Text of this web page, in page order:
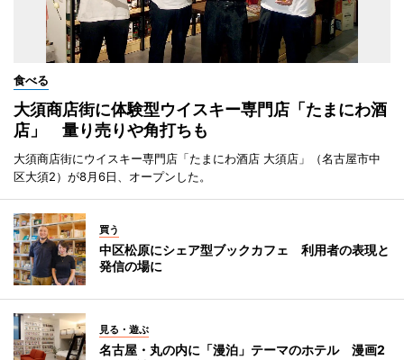
食べる
大須商店街に体験型ウイスキー専門店「たまにわ酒
店」 量り売りや角打ちも
大須商店街にウイスキー専門店「たまにわ酒店 大須店」（名古屋市中
区大須2）が8月6日、オープンした。
買う
中区松原にシェア型ブックカフェ 利用者の表現と
発信の場に
見る・遊ぶ
名古屋・丸の内に「漫泊」テーマのホテル 漫画2